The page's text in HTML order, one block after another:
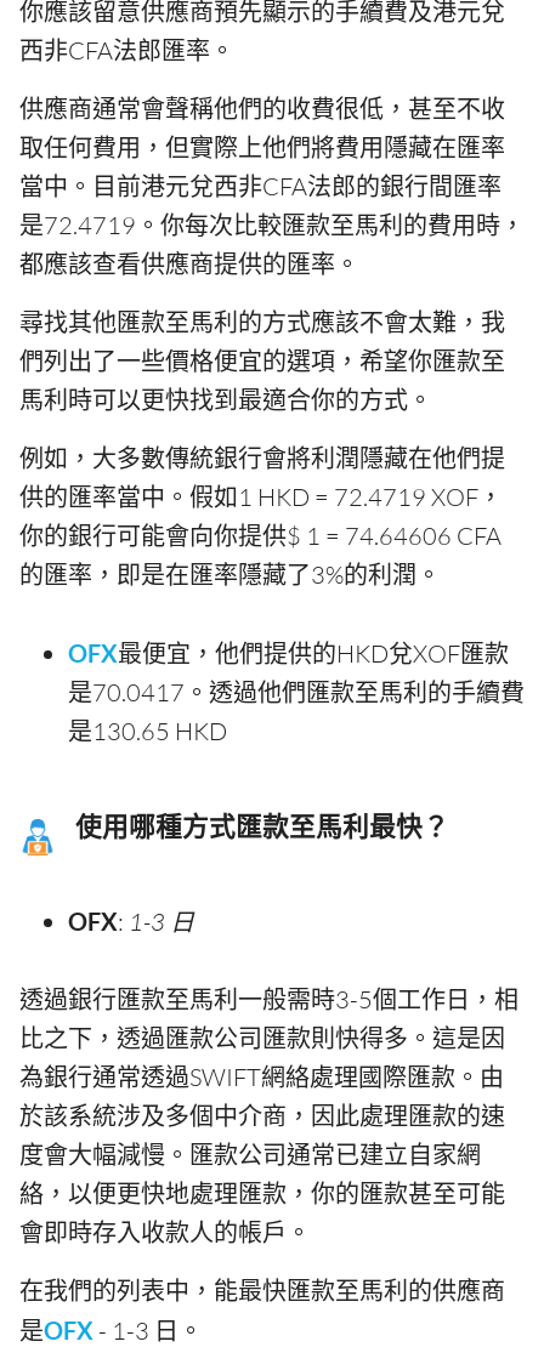
你應該留意供應商預先顯示的手續費及港元兌
西非CFA法郎匯率。
供應商通常會聲稱他們的收費很低，甚至不收
取任何費用，但實際上他們將費用隱藏在匯率
當中。目前港元兌西非CFA法郎的銀行間匯率
是72.4719。你每次比較匯款至馬利的費用時，
都應該查看供應商提供的匯率。
尋找其他匯款至馬利的方式應該不會太難，我
們列出了一些價格便宜的選項，希望你匯款至
馬利時可以更快找到最適合你的方式。
例如，大多數傳統銀行會將利潤隱藏在他們提
供的匯率當中。假如1 HKD = 72.4719 XOF，
你的銀行可能會向你提供$ 1 = 74.64606 CFA
的匯率，即是在匯率隱藏了3%的利潤。
OFX最便宜，他們提供的HKD兌XOF匯款
是70.0417。透過他們匯款至馬利的手續費
是130.65 HKD
使用哪種方式匯款至馬利最快？
OFX: 1-3 日
透過銀行匯款至馬利一般需時3-5個工作日，相
比之下，透過匯款公司匯款則快得多。這是因
為銀行通常透過SWIFT網絡處理國際匯款。由
於該系統涉及多個中介商，因此處理匯款的速
度會大幅減慢。匯款公司通常已建立自家網
絡，以便更快地處理匯款，你的匯款甚至可能
會即時存入收款人的帳戶。
在我們的列表中，能最快匯款至馬利的供應商
是OFX - 1-3 日。